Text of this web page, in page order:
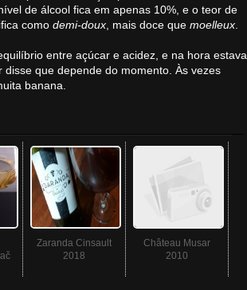
de álcool fica em apenas 10%, e o teor de
como demi-doux , mais doce que moelleux
entre açúcar e acidez, e na hora estava
que depende do momento. Às vezes
banana.
Zaranda Cinsault
2018
Château Musar
2010